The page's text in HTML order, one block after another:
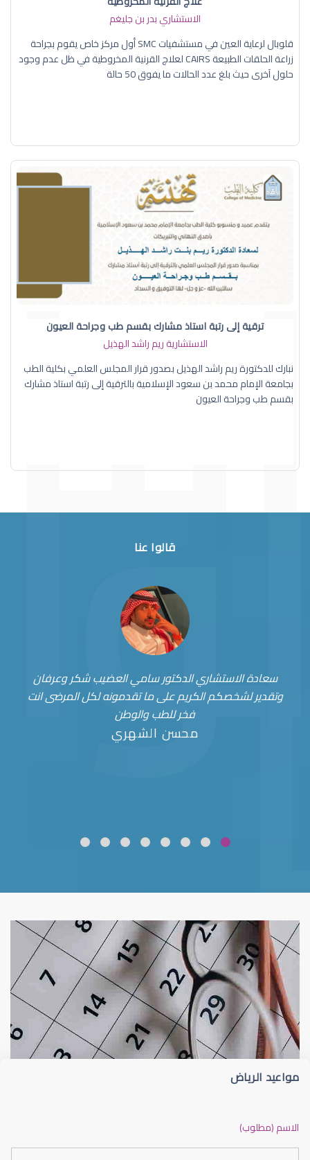
الاستشاري بدر بن جليغم
قلوبال لرعاية العين في مستشفيات SMC أول مركز خاص يقوم بجراحة
زراعة الحلقات الطبيعة CAIRS لعلاج القرنية المخروطية في ظل عدم وجود
حلول آخرى حيث بلغ عدد الحالات ما يفوق 50 حالة
ترقية إلى رتبة استاذ مشارك بقسم طب وجراحة العيون
الاستشارية ريم راشد الهذيل
نبارك للدكتورة ريم راشد الهذيل بصدور قرار المجلس العلمي بكلية الطب
بجامعة الإمام محمد بن سعود الإسلامية بالترقية إلى رتبة استاذ مشارك
بقسم طب وجراحة العيون
قالوا عنا
سعادة الاستشاري الدكتور سامي العضيب شكر وعرفان
وتقدير لشخصكم الكريم على ما تقدمونه لكل المرضى انت
فخر للطب والوطن
محسن الشهري
قلوبال لرعاية العين ضعف نظر
مواعيد الرياض
الاسم (مطلوب)